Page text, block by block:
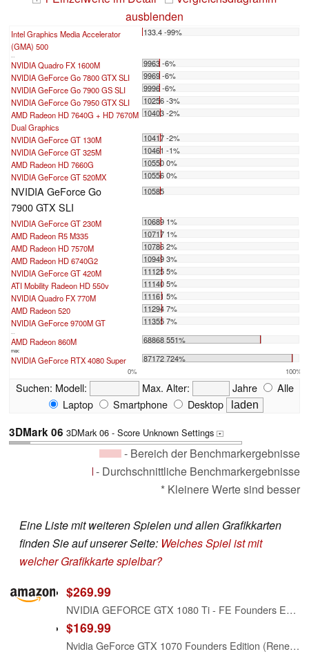
ausblenden
Intel Graphics Media Accelerator
(GMA) 500
133.4 -99%
...
NVIDIA Quadro FX 1600M
9963 -6%
NVIDIA GeForce Go 7800 GTX SLI
9969 -6%
NVIDIA GeForce Go 7900 GS SLI
9996 -6%
NVIDIA GeForce Go 7950 GTX SLI
10256 -3%
AMD Radeon HD 7640G + HD 7670M
Dual Graphics
10403 -2%
NVIDIA GeForce GT 130M
10417 -2%
NVIDIA GeForce GT 325M
10461 -1%
AMD Radeon HD 7660G
10550 0%
NVIDIA GeForce GT 520MX
10556 0%
NVIDIA GeForce Go
7900 GTX SLI
10585
NVIDIA GeForce GT 230M
10689 1%
AMD Radeon R5 M335
10717 1%
AMD Radeon HD 7570M
10786 2%
AMD Radeon HD 6740G2
10949 3%
NVIDIA GeForce GT 420M
11125 5%
ATI Mobility Radeon HD 550v
11140 5%
NVIDIA Quadro FX 770M
11161 5%
AMD Radeon 520
11294 7%
NVIDIA GeForce 9700M GT
11355 7%
...
AMD Radeon 860M 68868 551%
max:
NVIDIA GeForce RTX 4080 Super 87172 724%
0% 100%
Suchen: Modell: Max. Alter: Jahre
Alle
Laptop
Smartphone Desktop
3DMark 06 3DMark 06 - Score Unknown Settings +
- Bereich der Benchmarkergebnisse
- Durchschnittliche Benchmarkergebnisse
* Kleinere Werte sind besser
Eine Liste mit weiteren Spielen und allen Grafikkarten
finden Sie auf unserer Seite: Welches Spiel ist mit
welcher Grafikkarte spielbar?
$269.99
NVIDIA GEFORCE GTX 1080 Ti - FE Founders Edition (Renewed)
$169.99
Nvidia GeForce GTX 1070 Founders Edition (Renewed)